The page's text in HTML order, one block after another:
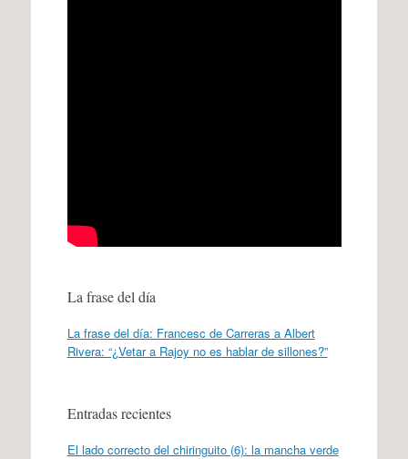
La frase del día
La frase del día: Francesc de Carreras a Albert
Rivera: “¿Vetar a Rajoy no es hablar de sillones?”
Entradas recientes
El lado correcto del chiringuito (6): la mancha verde